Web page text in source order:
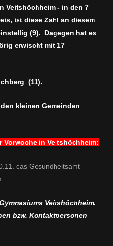
Veitshöchheim - in den 7
ist diese Zahl an diesem
(9). Dagegen hat es
erwischt mit 17
(11).
kleinen Gemeinden
Vorwoche in Veitshöchheim:
das Gesundheitsamt
Veitshöchheim.
bzw. Kontaktpersonen